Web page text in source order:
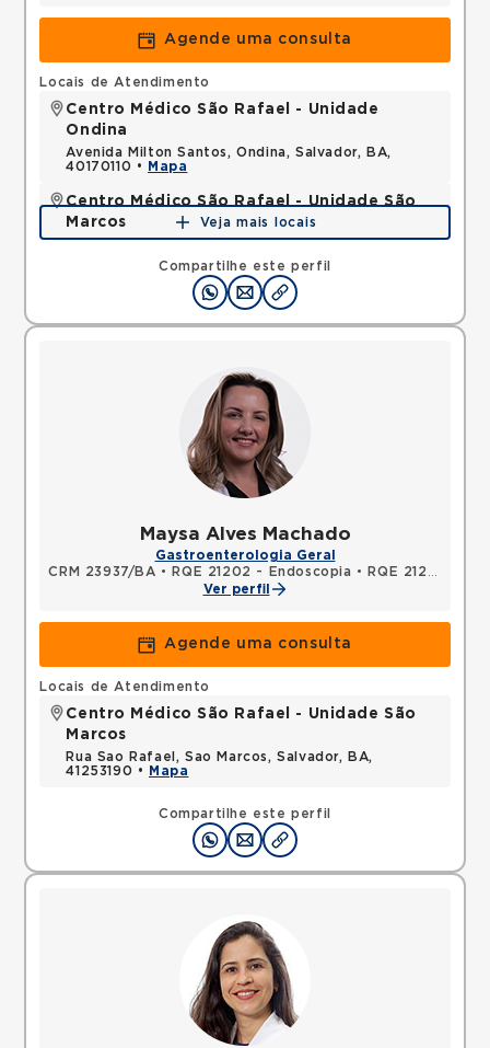
Agende uma consulta
Compartilhe este perfil
Locais de Atendimento
Centro Médico São Rafael - Unidade
Ondina
Avenida Milton Santos, Ondina, Salvador, BA,
40170110 •
Mapa
Centro Médico São Rafael - Unidade São
Marcos
Rua Sao Rafael, Sao Marcos, Salvador, BA,
Mapa
Veja mais locais
Maysa Alves Machado
Gastroenterologia Geral
CRM 23937/BA • RQE 21202 - Endoscopia •
RQE 21203 - Clínica médica
Ver perfil
Agende uma consulta
Compartilhe este perfil
Locais de Atendimento
Centro Médico São Rafael - Unidade São
Marcos
Rua Sao Rafael, Sao Marcos, Salvador, BA,
41253190 •
Mapa